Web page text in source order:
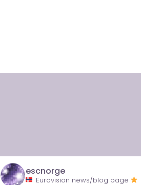
escnorge
Eurovision news/blog page